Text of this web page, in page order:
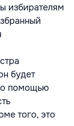
избирателям
будет
помощью
того, это